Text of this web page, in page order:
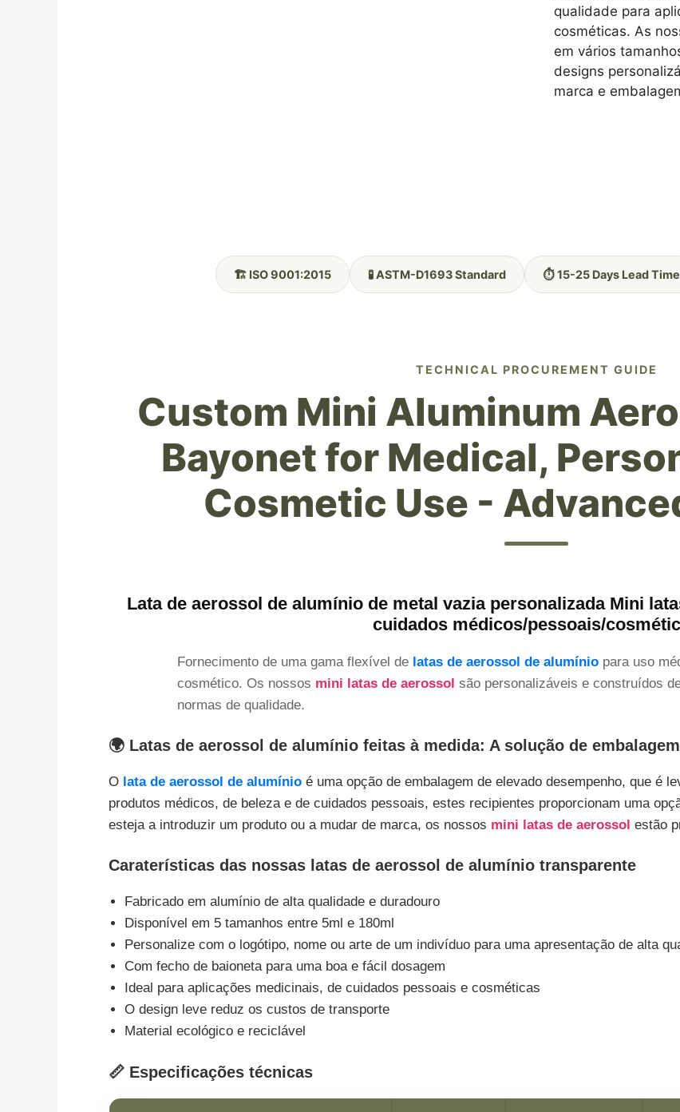
qualidade para
cosméticas. As
em vários
designs
marca e
🏗️ ISO 9001:2015 🧪 ASTM-D1693 Standard ⏱️ 15-25 Days Lead Time
TECHNICAL PROCUREMENT GUIDE
Custom Mini Aluminum
Bayonet for Medical,
Cosmetic Use -
Lata de aerossol de alumínio de metal vazia personalizada Mini
cuidados médicos/pessoais/
Fornecimento de uma gama flexível de latas de aerossol de alumínio para uso
cosmético. Os nossos mini latas de aerossol são personalizáveis e construídos
normas de qualidade.
🌍 Latas de aerossol de alumínio feitas à medida: A solução de
O lata de aerossol de alumínio é uma opção de embalagem de elevado desempenho, que é
produtos médicos, de beleza e de cuidados pessoais, estes recipientes proporcionam uma
esteja a introduzir um produto ou a mudar de marca, os nossos mini latas de aerossol estão
Caraterísticas das nossas latas de aerossol de alumínio transparente
Fabricado em alumínio de alta qualidade e duradouro
Disponível em 5 tamanhos entre 5ml e 180ml
Personalize com o logótipo, nome ou arte de um indivíduo para uma apresentação de alta
Com fecho de baioneta para uma boa e fácil dosagem
Ideal para aplicações medicinais, de cuidados pessoais e cosméticas
O design leve reduz os custos de transporte
Material ecológico e reciclável
📏 Especificações técnicas